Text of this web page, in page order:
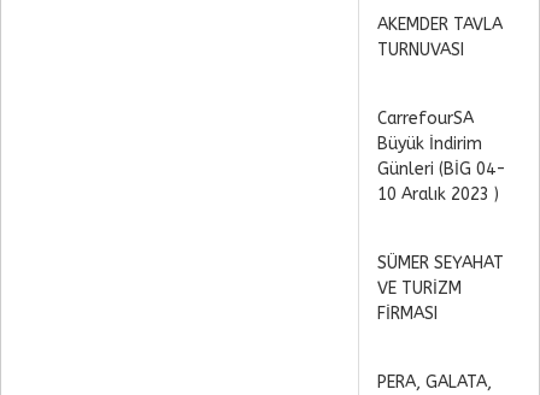
AKEMDER TAVLA
TURNUVASI
CarrefourSA
Büyük İndirim
Günleri (BİG 04-
10 Aralık 2023 )
SÜMER SEYAHAT
VE TURİZM
FİRMASI
PERA, GALATA,